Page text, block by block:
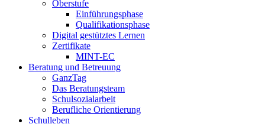
Oberstufe
Einführungsphase
Qualifikationsphase
Digital gestütztes Lernen
Zertifikate
MINT-EC
Beratung und Betreuung
GanzTag
Das Beratungsteam
Schulsozialarbeit
Berufliche Orientierung
Schulleben